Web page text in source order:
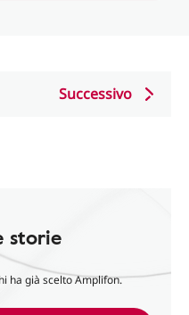
Successivo
storie
ha già scelto Amplifon.